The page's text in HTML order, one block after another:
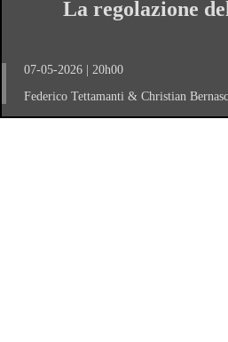
La regolazione
07-05-2026 | 20h00
Federico Tettamanti & Christian